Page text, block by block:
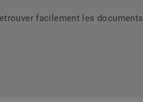
facilement les documents